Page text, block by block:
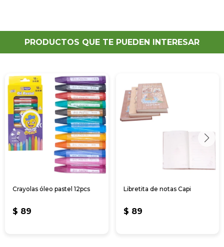
PRODUCTOS QUE TE PUEDEN INTERESAR
Crayolas óleo pastel 12pcs
$ 89
Libretita de notas Capi
$ 89